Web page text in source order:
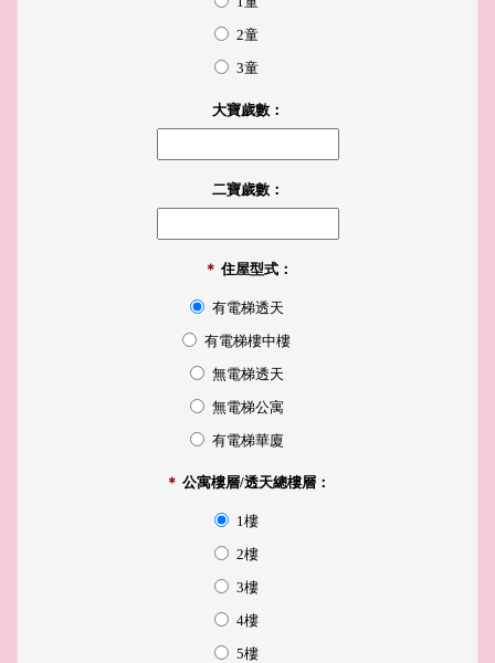
2童
3童
大寶歲數：
二寶歲數：
＊ 住屋型式：
有電梯透天
有電梯樓中樓
無電梯透天
無電梯公寓
有電梯華廈
＊ 公寓樓層/透天總樓層：
1樓
2樓
3樓
4樓
5樓